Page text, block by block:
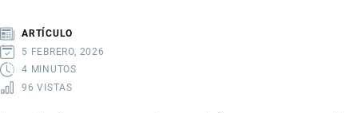
ARTÍCULO
5 FEBRERO, 2026
4 MINUTOS
96 VISTAS